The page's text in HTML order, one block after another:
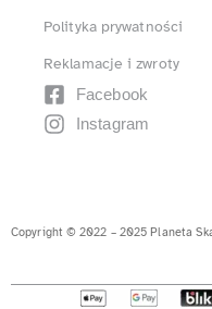
Polityka prywatności
Reklamacje i zwroty
Facebook
Instagram
Copyright © 2022 – 2025 Planeta